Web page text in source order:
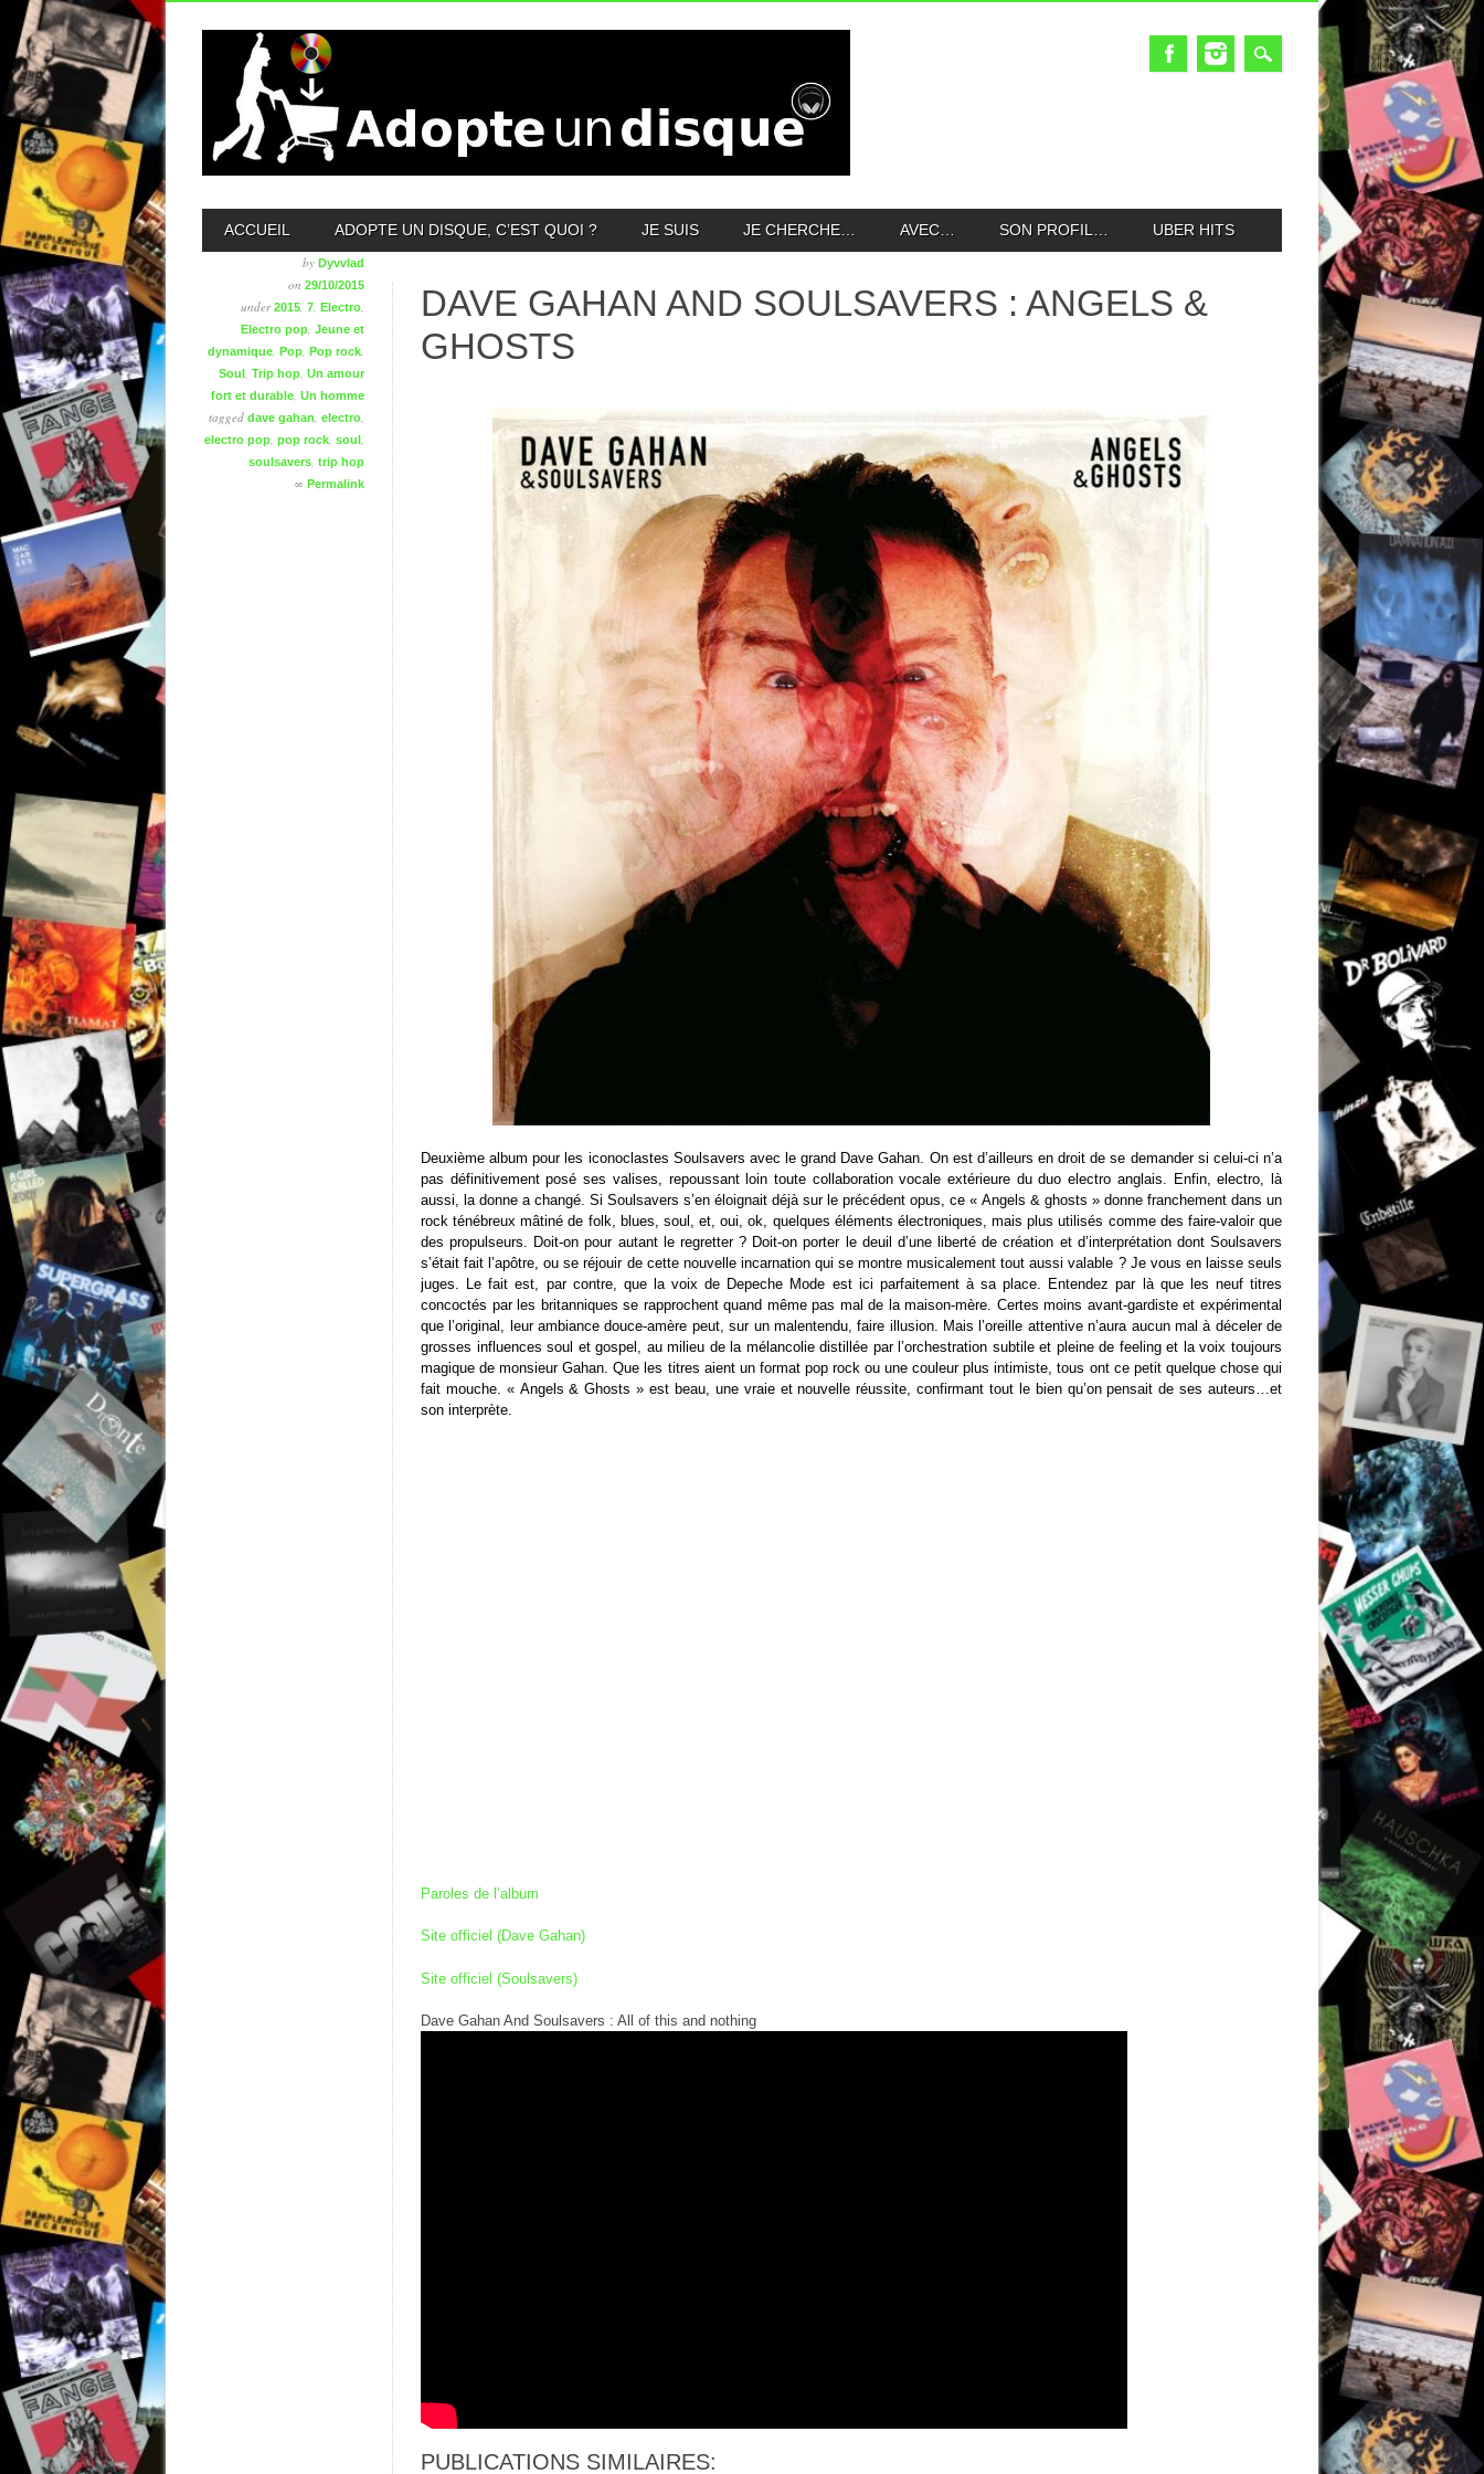
MAIN MENU
ACCUEIL ADOPTE UN DISQUE, C’EST QUOI ? JE SUIS JE CHERCHE… AVEC… SON PROFIL… UBER HITS
by Dyvvlad
on 29/10/2015
under2015 7 Electro
Electro pop Jeune et
dynamique Pop Pop rock
Soul Trip hop Un amour
fort et durable Un homme
tagged dave gahan electro
electro pop pop rock soul
soulsavers trip hop
∞ Permalink
DAVE GAHAN AND SOULSAVERS : ANGELS &
GHOSTS
Deuxième album pour les iconoclastes Soulsavers avec le grand Dave Gahan. On est d’ailleurs en droit de se demander si celui-ci n’a
pas définitivement posé ses valises, repoussant loin toute collaboration vocale extérieure du duo electro anglais. Enfin, electro, là
aussi, la donne a changé. Si Soulsavers s’en éloignait déjà sur le précédent opus, ce « Angels & ghosts » donne franchement dans un
rock ténébreux mâtiné de folk, blues, soul, et, oui, ok, quelques éléments électroniques, mais plus utilisés comme des faire-valoir que
des propulseurs. Doit-on pour autant le regretter ? Doit-on porter le deuil d’une liberté de création et d’interprétation dont Soulsavers
s’était fait l’apôtre, ou se réjouir de cette nouvelle incarnation qui se montre musicalement tout aussi valable ? Je vous en laisse seuls
juges. Le fait est, par contre, que la voix de Depeche Mode est ici parfaitement à sa place. Entendez par là que les neuf titres
concoctés par les britanniques se rapprochent quand même pas mal de la maison-mère. Certes moins avant-gardiste et expérimental
que l’original, leur ambiance douce-amère peut, sur un malentendu, faire illusion. Mais l’oreille attentive n’aura aucun mal à déceler de
grosses influences soul et gospel, au milieu de la mélancolie distillée par l’orchestration subtile et pleine de feeling et la voix toujours
magique de monsieur Gahan. Que les titres aient un format pop rock ou une couleur plus intimiste, tous ont ce petit quelque chose qui
fait mouche. « Angels & Ghosts » est beau, une vraie et nouvelle réussite, confirmant tout le bien qu’on pensait de ses auteurs…et
son interprète.
Paroles de l’album
Site officiel (Dave Gahan)
Site officiel (Soulsavers)
Dave Gahan And Soulsavers : All of this and nothing
PUBLICATIONS SIMILAIRES: